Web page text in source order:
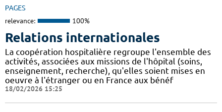
PAGES
relevance: 100%
Relations internationales
La coopération hospitalière regroupe l'ensemble des
activités, associées aux missions de l'hôpital (soins,
enseignement, recherche), qu'elles soient mises en
oeuvre à l'étranger ou en France aux bénéf
18/02/2026 15:25